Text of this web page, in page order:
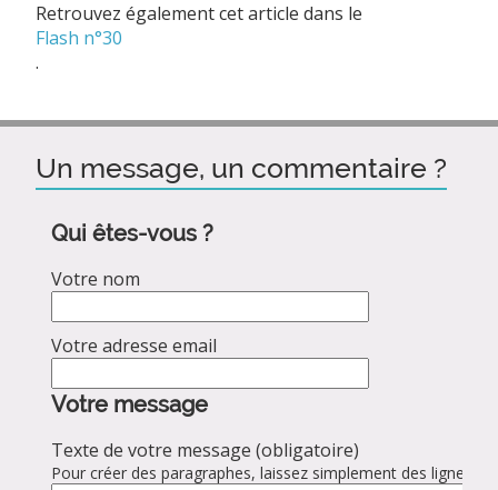
Retrouvez également cet article dans le
Flash n°30
.
Un message, un commentaire ?
Qui êtes-vous ?
Votre nom
Votre adresse email
Votre message
Texte de votre message (obligatoire)
Pour créer des paragraphes, laissez simplement des lignes